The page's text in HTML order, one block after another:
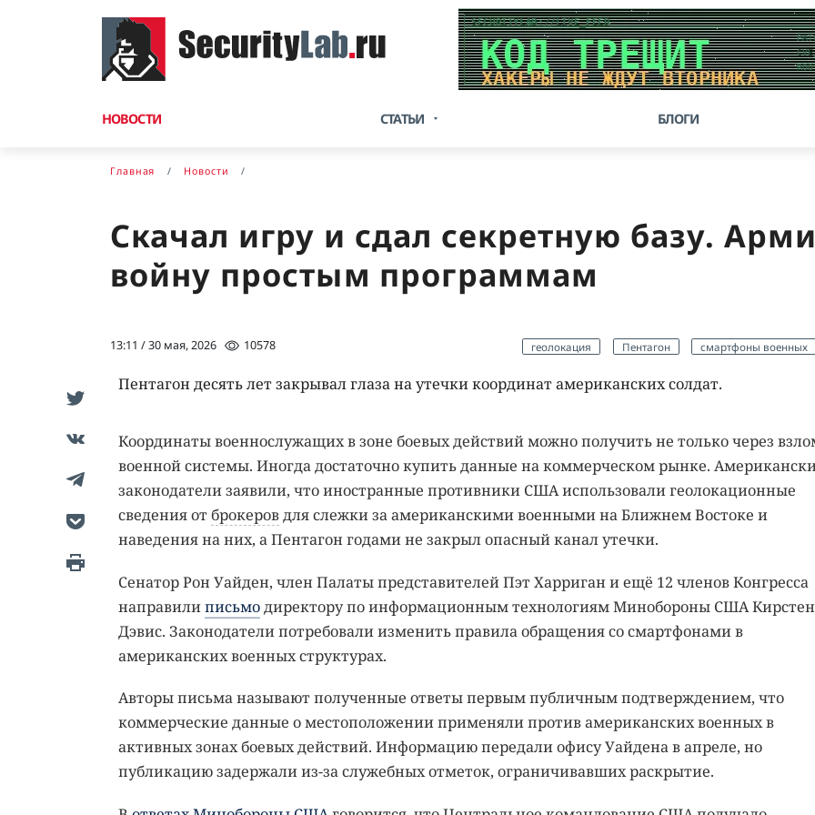
НОВОСТИ СТАТЬИ БЛОГИ
Главная Новости
Скачал игру и сдал секретную базу.
войну простым программам
13:11 / 30 мая, 2026 10578 геолокация Пентагон смартфоны военных
Пентагон десять лет закрывал глаза на утечки координат американских солдат.
Координаты военнослужащих в зоне боевых действий можно получить не только через
военной системы. Иногда достаточно купить данные на коммерческом рынке.
законодатели заявили, что иностранные противники США использовали геолокационные
сведения отброкеровдля слежки за американскими военными на Ближнем Востоке и
наведения на них, а Пентагон годами не закрыл опасный канал утечки.
Сенатор Рон Уайден, член Палаты представителей Пэт Харриган и ещё 12 членов Конгресса
направилиписьмодиректору по информационным технологиям Минобороны США Кирстен
Дэвис. Законодатели потребовали изменить правила обращения со смартфонами в
американских военных структурах.
Авторы письма называют полученные ответы первым публичным подтверждением, что
коммерческие данные о местоположении применяли против американских военных в
активных зонах боевых действий. Информацию передали офису Уайдена в апреле, но
публикацию задержали из-за служебных отметок, ограничивавших раскрытие.